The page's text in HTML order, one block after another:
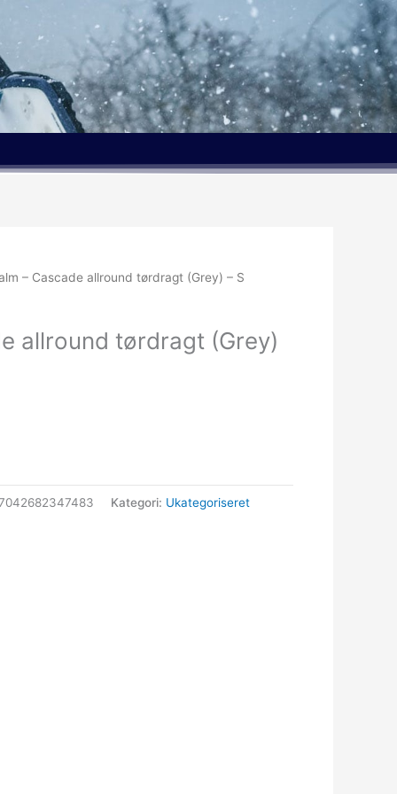
– Cascade allround tørdragt (Grey) – S
allround tørdragt (Grey)
Kategori: Ukategoriseret